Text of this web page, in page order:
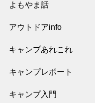
よもやま話
アウトドアinfo
キャンプあれこれ
キャンプレポート
キャンプ入門